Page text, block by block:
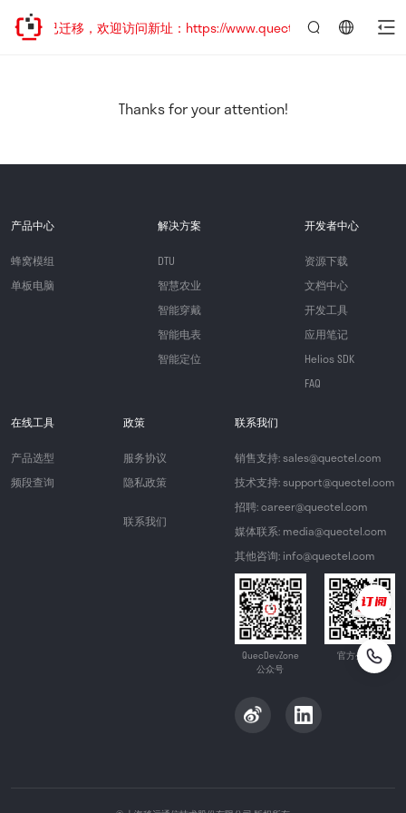
站地址已迁移，欢迎访问新址：https://www.quectel.com.cn
Thanks for your attention!
产品中心
蜂窝模组
单板电脑
解决方案
DTU
智慧农业
智能穿戴
智能电表
智能定位
开发者中心
资源下载
文档中心
开发工具
应用笔记
Helios SDK
FAQ
在线工具
产品选型
频段查询
政策
服务协议
隐私政策
联系我们
联系我们
销售支持: sales@quectel.com
技术支持: support@quectel.com
招聘: career@quectel.com
媒体联系: media@quectel.com
其他咨询: info@quectel.com
QuecDevZone
公众号
官方公众号